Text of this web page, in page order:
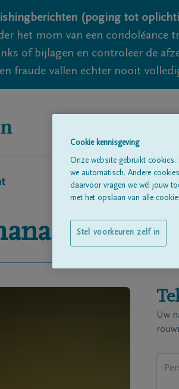
(poging tot
het mom van een condoléance
of bijlagen en controleer de
fraude vallen echter nooit
Soenen
Uw
Cookie kennisgeving
Onze website gebruikt
we automatisch. Andere
daarvoor vragen we wél jouw
met het opslaan van alle
Stel voorkeuren zelf in